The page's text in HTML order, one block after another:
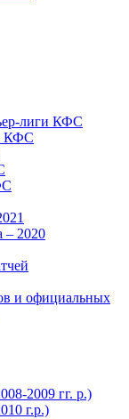
лиги КФС
КФС
– 2020
и официальных
2009 гг. р.)
г.р.)